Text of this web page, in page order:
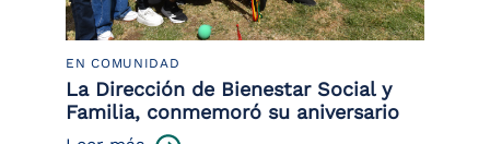
EN COMUNIDAD
La Dirección de Bienestar Social y
Familia, conmemoró su aniversario